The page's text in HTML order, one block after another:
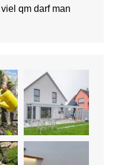
qm darf man